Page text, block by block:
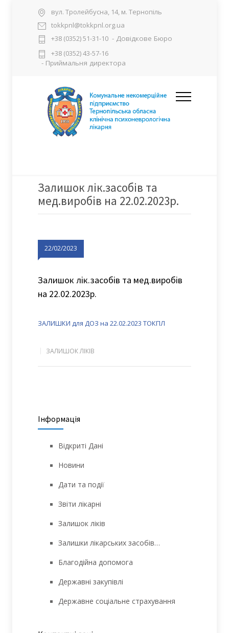
вул. Тролейбусна, 14, м. Тернопіль
tokkpnl@tokkpnl.org.ua
+38 (0352) 51-31-10 - Довідкове Бюро
+38 (0352) 43-57-16
- Приймальня директора
Залишок лік.засобів та
мед.виробів на 22.02.2023р.
22/02/2023
Залишок лік.засобів та мед.виробів
на 22.02.2023р.
ЗАЛИШКИ для ДОЗ на 22.02.2023 ТОКПЛ
ЗАЛИШОК ЛІКІВ
Інформація
Відкриті Дані
Новини
Дати та події
Звіти лікарні
Залишок ліків
Залишки лікарських засобів…
Благодійна допомога
Державні закупівлі
Державне соціальне страхування